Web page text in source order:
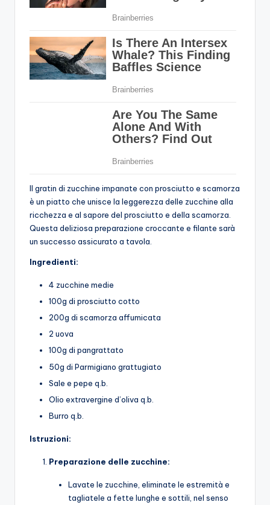
Il gratin di zucchine impanate con prosciutto e scamorza
è un piatto che unisce la leggerezza delle zucchine alla
ricchezza e al sapore del prosciutto e della scamorza.
Questa deliziosa preparazione croccante e filante sarà
un successo assicurato a tavola.
Ingredienti:
4 zucchine medie
100g di prosciutto cotto
200g di scamorza affumicata
2 uova
100g di pangrattato
50g di Parmigiano grattugiato
Sale e pepe q.b.
Olio extravergine d’oliva q.b.
Burro q.b.
Istruzioni:
Preparazione delle zucchine:
Lavate le zucchine, eliminate le estremità e
tagliatele a fette lunghe e sottili, nel senso